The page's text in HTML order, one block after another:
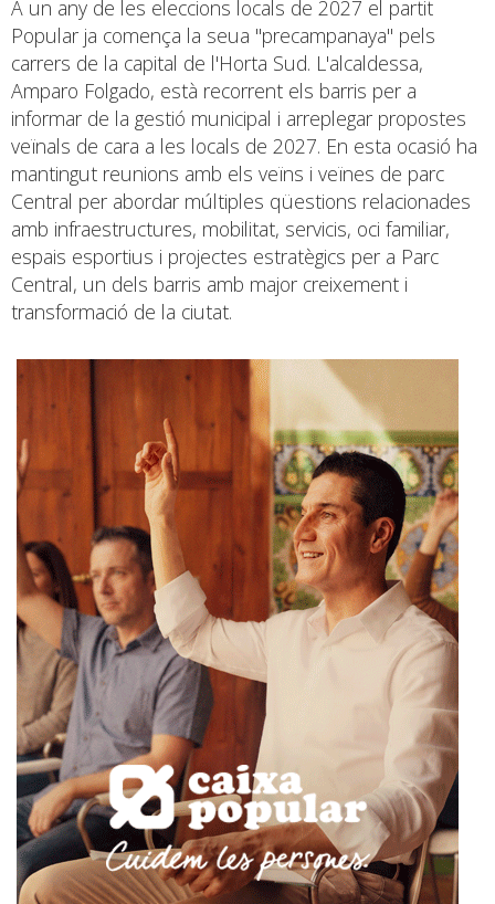
A un any de les eleccions locals de 2027 el partit
Popular ja comença la seua "precampanaya" pels
carrers de la capital de l'Horta Sud. L'alcaldessa,
Amparo Folgado, està recorrent els barris per a
informar de la gestió municipal i arreplegar propostes
veïnals de cara a les locals de 2027. En esta ocasió ha
mantingut reunions amb els veïns i veïnes de parc
Central per abordar múltiples qüestions relacionades
amb infraestructures, mobilitat, servicis, oci familiar,
espais esportius i projectes estratègics per a Parc
Central, un dels barris amb major creixement i
transformació de la ciutat.